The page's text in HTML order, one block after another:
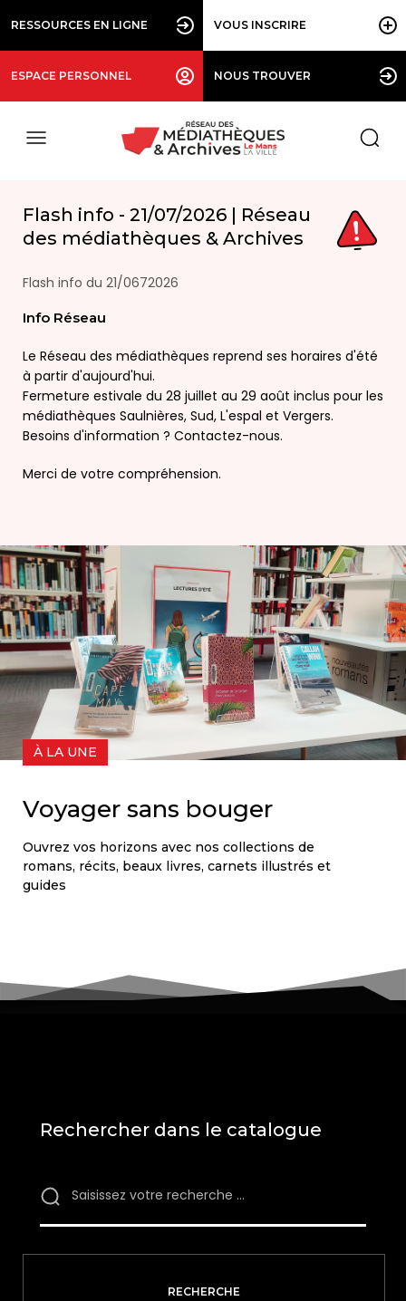
RESSOURCES EN LIGNE VOUS INSCRIRE
ESPACE PERSONNEL NOUS TROUVER
Flash info - 21/07/2026 | Réseau
des médiathèques & Archives
Flash info du 21/0672026
Info Réseau
Le Réseau des médiathèques reprend ses horaires d'été
à partir d'aujourd'hui.
Fermeture estivale du 28 juillet au 29 août inclus pour les
médiathèques Saulnières, Sud, L'espal et Vergers.
Besoins d'information ? Contactez-nous.
Merci de votre compréhension.
À LA UNE
Voyager sans bouger
Ouvrez vos horizons avec nos collections de
romans, récits, beaux livres, carnets illustrés et
guides
Rechercher dans le catalogue